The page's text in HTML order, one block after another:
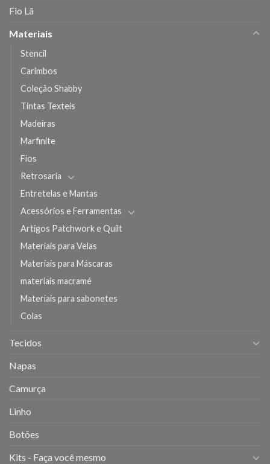
Fio Lã
Materiais
Stencil
Carimbos
Coleção Shabby
Tintas Texteis
Madeiras
Marfinite
Fios
Retrosaria
Entretelas e Mantas
Acessórios e Ferramentas
Artigos Patchwork e Quilt
Materiais para Velas
Materiais para Máscaras
materiais macramé
Materiais para sabonetes
Colas
Tecidos
Napas
Camurça
Linho
Botões
Kits - Faça você mesmo